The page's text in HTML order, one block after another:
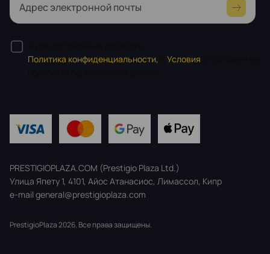
Адрес электронной почты
Политика конфиденциальности,
Условия
PRESTIGIOPLAZA.COM (Prestigio Plaza Ltd.)
Улица Япету 1, 4101, Айос Атанасиос, Лимассол, Кипр
e-mail general@prestigioplaza.com
PrestigioPlaza 2026. Все права защищены.